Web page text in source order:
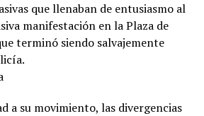
que llenaban de entusiasmo al
manifestación en la Plaza de
terminó siendo salvajemente
a su movimiento, las divergencias